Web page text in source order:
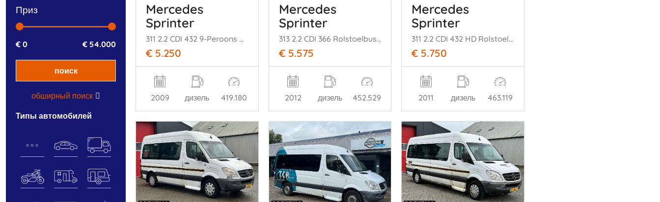
приз
€ 0 € 54.000
поиск
обширный поиск
типы автомобилей
Mercedes
Sprinter
311 2.2 CDI 432 9-Peroons Rolstoellift Airco Automaat Maxi
€ 5.250
2009 дизель 419.180
Mercedes
Sprinter
313 2.2 CDI 366 Rolstoelbus 9-Persoons Airco 6-Hand
€ 5.575
2012 дизель 452.529
Mercedes
Sprinter
311 2.2 CDI 432 HD Rolstoellift Airco
€ 5.750
2011 дизель 463.119